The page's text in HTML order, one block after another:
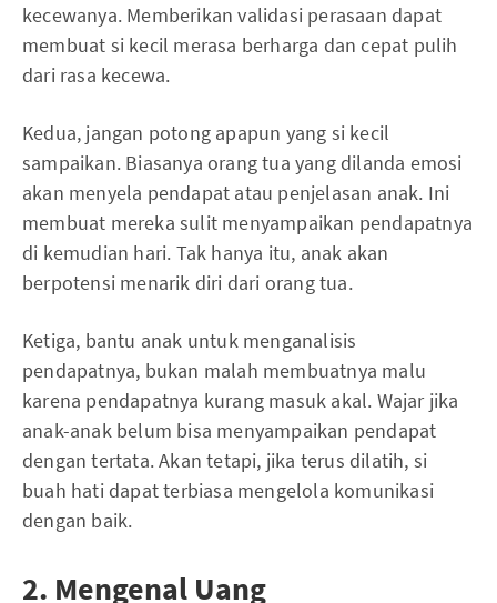
kecewanya. Memberikan validasi perasaan dapat
membuat si kecil merasa berharga dan cepat pulih
dari rasa kecewa.
Kedua, jangan potong apapun yang si kecil
sampaikan. Biasanya orang tua yang dilanda emosi
akan menyela pendapat atau penjelasan anak. Ini
membuat mereka sulit menyampaikan pendapatnya
di kemudian hari. Tak hanya itu, anak akan
berpotensi menarik diri dari orang tua.
Ketiga, bantu anak untuk menganalisis
pendapatnya, bukan malah membuatnya malu
karena pendapatnya kurang masuk akal. Wajar jika
anak-anak belum bisa menyampaikan pendapat
dengan tertata. Akan tetapi, jika terus dilatih, si
buah hati dapat terbiasa mengelola komunikasi
dengan baik.
2. Mengenal Uang